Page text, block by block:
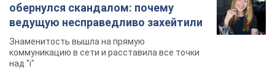
обернулся скандалом: почему
ведущую несправедливо захейтили
Знаменитость вышла на прямую
коммуникацию в сети и расставила все точки
над "i"